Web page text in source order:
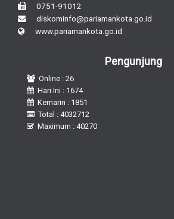
0751-91012
diskominfo@pariamankota.go.id
www.pariamankota.go.id
Pengunjung
Online : 26
Hari Ini : 1674
Kemarin : 1851
Total : 4032712
Maximum : 40270